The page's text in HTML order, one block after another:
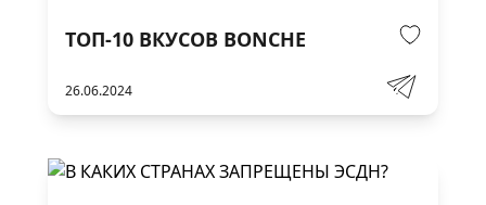
ТОП-10 ВКУСОВ BONCHE
26.06.2024